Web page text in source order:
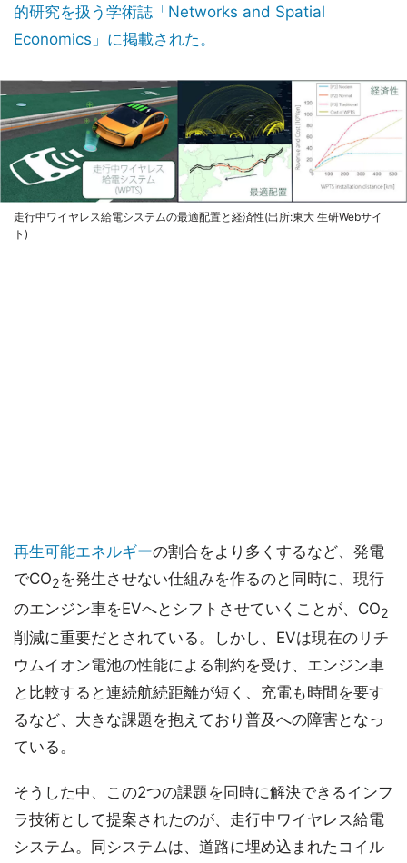
的研究を扱う学術誌「Networks and Spatial
Economics」に掲載された。
走行中ワイヤレス給電システムの最適配置と経済性(出所:東大 生研Webサイ
ト)
再生可能エネルギーの割合をより多くするなど、発電
でCO2を発生させない仕組みを作るのと同時に、現行
のエンジン車をEVへとシフトさせていくことが、CO2
削減に重要だとされている。しかし、EVは現在のリチ
ウムイオン電池の性能による制約を受け、エンジン車
と比較すると連続航続距離が短く、充電も時間を要す
るなど、大きな課題を抱えており普及への障害となっ
ている。
そうした中、この2つの課題を同時に解決できるインフ
ラ技術として提案されたのが、走行中ワイヤレス給電
システム。同システムは、道路に埋め込まれたコイル